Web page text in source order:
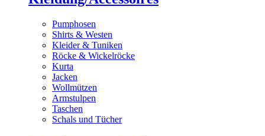
Pumphosen
Shirts & Westen
Kleider & Tuniken
Röcke & Wickelröcke
Kurta
Jacken
Wollmützen
Armstulpen
Taschen
Schals und Tücher